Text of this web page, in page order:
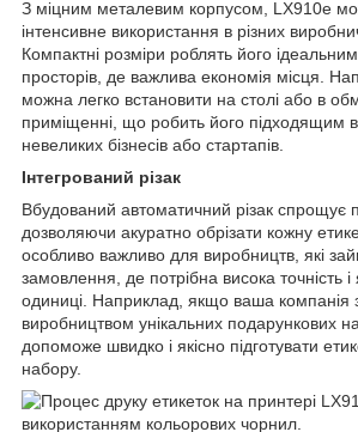
З міцним металевим корпусом, LX910e
інтенсивне використання в різних
Компактні розміри роблять його
просторів, де важлива економія місця.
можна легко встановити на столі або в
приміщенні, що робить його підходящим
невеликих бізнесів або стартапів.
Інтегрований різак
Вбудований автоматичний різак спрощує
дозволяючи акуратно обрізати кожну
особливо важливо для виробництв, які
замовлення, де потрібна висока точність і
одиниці. Наприклад, якщо ваша компанія
виробництвом унікальних подарункових
допоможе швидко і якісно підготувати
набору.